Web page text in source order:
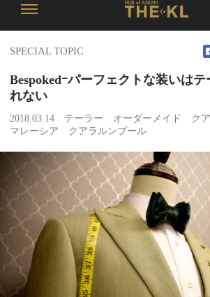
SPECIAL TOPIC
Bespokedｰパーフェクトな装いは
れない
2018.03.14 テーラー オーダーメイド
ク
マレーシア
クアラルンプール